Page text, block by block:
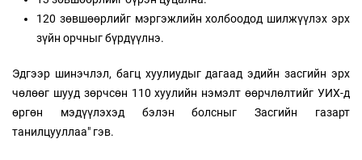
120 зөвшөөрлийг мэргэжлийн холбоодод шилжүүлэх эрх
зүйн орчныг бүрдүүлнэ.
Эдгээр шинэчлэл, багц хуулиудыг дагаад эдийн засгийн эрх
чөлөөг шууд зөрчсөн 110 хуулийн нэмэлт өөрчлөлтийг УИХ-д
өргөн мэдүүлэхэд бэлэн болсныг Засгийн газарт
танилцууллаа" гэв.